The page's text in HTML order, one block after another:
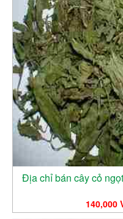
Địa chỉ bán cây cỏ
140,000